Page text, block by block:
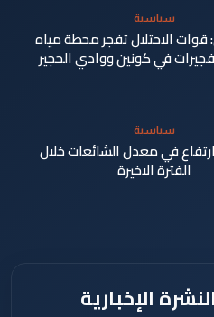
سياسية
قوات الاحتلال تفجر محطة مياه
في كونين ووادي الحجير
سياسية
ارتفاع في معدل الشائعات خلال
الفترة الاخيرة
الإخبارية